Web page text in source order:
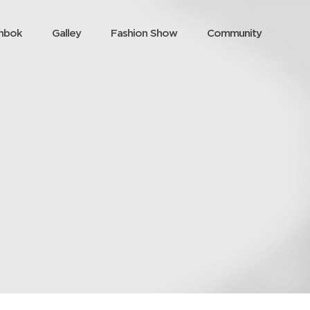
Galley Fashion Show Community